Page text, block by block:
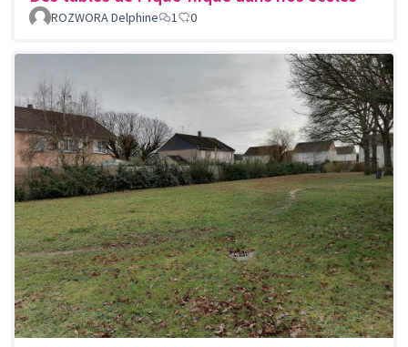
ROZWORA Delphine 1 0